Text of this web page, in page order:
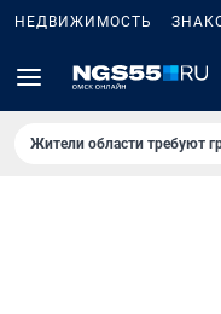
НЕДВИЖИМОСТЬ
Жители области требуют